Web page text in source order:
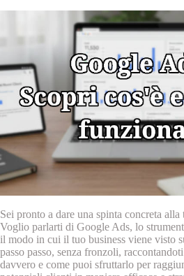
Sei pronto a dare una spinta concreta
Voglio parlarti di Google Ads, lo
il modo in cui il tuo business viene visto
passo passo, senza fronzoli,
davvero e come puoi sfruttarlo per